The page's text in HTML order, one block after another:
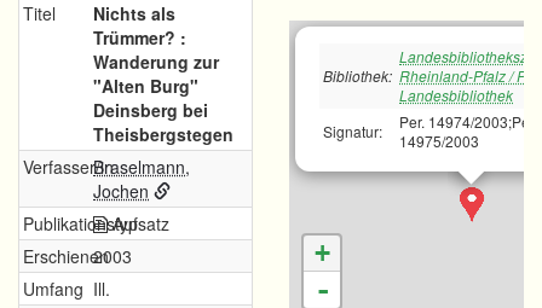
Titel
Nichts als
Trümmer? :
Wanderung zur
"Alten Burg"
Deinsberg bei
Theisbergstegen
Verfasser/inBraselmann,
Jochen
PublikationstypAufsatz
Erschienen2003
Umfang Ill.
Bibliothek: Rheinland-Pfalz /
Landesbibliothek
Signatur:
Per. 14974/2003;Per.
14975/2003
+
-